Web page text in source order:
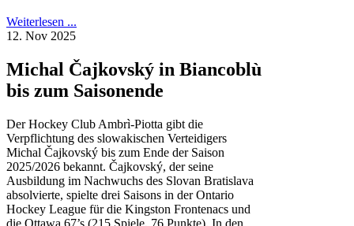
Weiterlesen ...
12. Nov 2025
Michal Čajkovský in Biancoblù
bis zum Saisonende
Der Hockey Club Ambrì-Piotta gibt die
Verpflichtung des slowakischen Verteidigers
Michal Čajkovský bis zum Ende der Saison
2025/2026 bekannt. Čajkovský, der seine
Ausbildung im Nachwuchs des Slovan Bratislava
absolvierte, spielte drei Saisons in der Ontario
Hockey League für die Kingston Frontenacs und